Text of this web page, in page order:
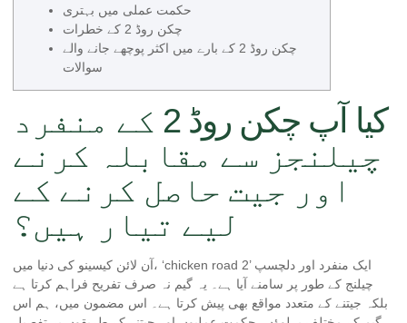
حکمت عملی میں بہتری
چکن روڈ 2 کے خطرات
چکن روڈ 2 کے بارے میں اکثر پوچھے جانے والے
سوالات
کیا آپ چکن روڈ 2 کے منفرد
چیلنجز سے مقابلہ کرنے
اور جیت حاصل کرنے کے
لیے تیار ہیں؟
آن لائن کیسینو کی دنیا میں، ‘chicken road 2’ ایک منفرد اور دلچسپ
چیلنج کے طور پر سامنے آیا ہے۔ یہ گیم نہ صرف تفریح فراہم کرتا ہے
بلکہ جیتنے کے متعدد مواقع بھی پیش کرتا ہے۔ اس مضمون میں، ہم اس